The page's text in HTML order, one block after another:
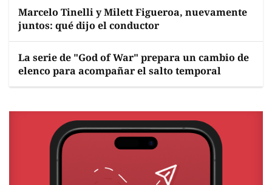
Marcelo Tinelli y Milett Figueroa, nuevamente
juntos: qué dijo el conductor
La serie de "God of War" prepara un cambio de
elenco para acompañar el salto temporal